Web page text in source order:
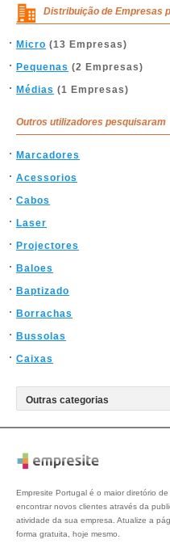
Distribuição de Empresas
Micro (13 Empresas)
Pequenas (2 Empresas)
Médias (1 Empresas)
Outros utilizadores pesquisaram
Marcadores
Acessorios
Cabos
Laser
Projectores
Baloes
Baptizado
Borrachas
Bussolas
Caixas
Empresite Portugal é o maior diretório
encontrar novos clientes através da
atividade da sua empresa. Atualize a
forma gratuita, hoje mesmo.